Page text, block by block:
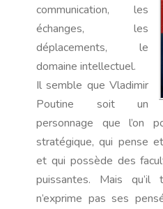
communication, les
échanges, les
déplacements, le
domaine intellectuel.
Il semble que Vladimir
Poutine soit un
personnage que l’on
stratégique, qui pense
et qui possède des
puissantes. Mais qu’il
n’exprime pas ses